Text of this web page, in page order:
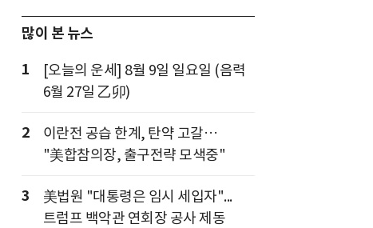
많이 본 뉴스
1
[오늘의 운세] 8월 9일 일요일 (음력
6월 27일 乙卯)
2
이란전 공습 한계, 탄약 고갈…
"美합참의장, 출구전략 모색중"
3
美법원 "대통령은 임시 세입자"...
트럼프 백악관 연회장 공사 제동